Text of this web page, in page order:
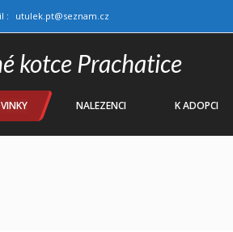
: utulek.pt@seznam.cz
kotce Prachatice
NALEZENCI K ADOPCI